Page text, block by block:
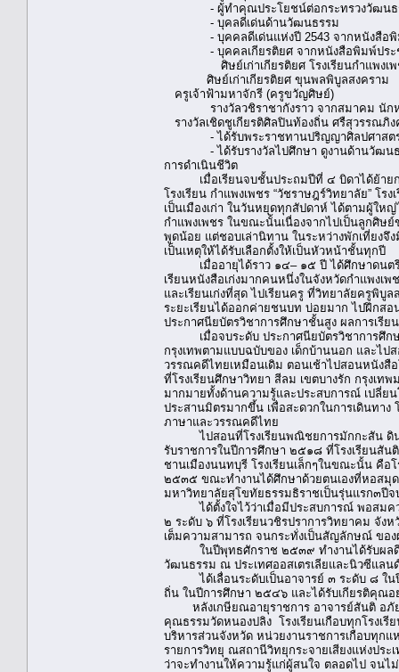
- ผู้ทำคุณประโยชน์ต่อกระทรวงวัฒนธ
- บุคลดีเด่นด้านวัฒนธรรม
- บุคคลดีเด่นแห่งปี 2543 จากหนังสือพิ
- บุคคลเกียรติยศ จากหนังสือพิมพ์ประ
ศิษย์เก่าเกียรติยศ โรงเรียนกำแพงเพ
ศิษย์เก่าเกียรติยศ ขุนพลพิบูลสงคราม
ครูเจ้าฟ้ามหาจักรี (ครูขวัญศิษย์)
รางวัลวชิราชากังราว จากสมาคม นักห
รางวัลเชิดชูเกียรติศิลปินท้องถิ่น ศรืสุวรรณภิ
- ได้รับพระราชทานปริญญาศิลปศาสตรม
- ได้รับรางวัลไปศึกษา ดูงานด้านวัฒนธร
การดำเนินชีวิต
เมื่อเรียนจบชั้นประถมปีที่ ๔ บิดาได้ย้ายกลั
โรงเรียน กำแพงเพชร “วัชราษฎร์วิทยาลัย” โ
เป็นเมืองเก่า ในวันหยุดทุกสัปดาห์ ได้ตามผู้ให
กำแพงเพชร ในขณะนั้นเนื่องจากไปเป็นลูกศิษ
พูดน้อย แต่ชอบเล่านิทาน ในระหว่างพักเที่ยง
เป็นเหตุให้ได้รับเลือกตั้งให้เป็นหัวหน้าชั้นทุกปี
เมื่ออายุได้ราว ๑๔– ๑๕ ปี ได้ศึกษาดนตรีส
เรียนหนังสือเก่งมากคนหนึ่งในจังหวัดกำแพงเ
และเรียนเก่งที่สุด ไปเรียนครู ที่วิทยาลัยครูพิบู
ระยะเรียนได้ออกค่ายชนบท บ่อยมาก ไปฝึกส
ประกาศนียบัตรวิชาการศึกษาชั้นสูง ผลการเรีย
เมื่อจบระดับ ประกาศนียบัตรวิชาการศึกษา
กรุงเทพตามแบบฉบับของ เด็กบ้านนอก และไป
วรรณคดีไทยเหมือนเดิม ตอนเช้าไปสอนหนังสือ
ที่โรงเรียนศึกษาวิทยา สีลม เขตบางรัก กรุงเ
มากมายทั้งด้านความรู้และประสบการณ์ เปลี่ย
ประสานมิตรมากขึ้น เพื่อสะดวกในการเดินทา
ภาษาและวรรณคดีไทย
ไปสอนที่โรงเรียนพณิชยการมักกะสัน ดินแด
รับราชการในปีการศึกษา ๒๕๑๘ ที่โรงเรียนสั
ชานเมืองนนทบุรี โรงเรียนเล็กๆในขณะนั้น คือ
๒๕๓๕ ขณะทำงานได้ศึกษาด้วยตนเองที่หอสมุ
มหาวิทยาลัยสุโขทัยธรรมธิราชเป็นรุ่นแรก๓
ได้ตั้งใจไว้ว่าเมื่อมีประสบการณ์ พอสมควร
๒ ระดับ ๖ ที่โรงเรียนวชิรปราการวิทยาคม จัง
เต็มความสามารถ จนกระทั่งเป็นสัญลักษณ์ ของ
ในปีพุทธศักราช ๒๕๓๙ ทำงานได้รับผลดีมา
วัฒนธรรม ณ ประเทศออสเตรเลียและนิวซีแลน
ได้เลื่อนระดับเป็นอาจารย์ ๓ ระดับ ๘ ในปี
ถิ่น ในปีการศึกษา ๒๕๔๖ และได้รับเกียรติคุณ
หลังเกษียณอายุราชการ อาจารย์สันติ อภัย
คุณธรรมวัดหนองปลิง โรงเรียนเกือบทุกโรงเ
บริหารส่วนจังหวัด หน่วยงานราชการเกือบทุก
รายการวิทยุ ณสถานีวิทยุกระจายเสียงแห่งปร
ว่าจะทำงานให้ความรู้แก่ผู้สนใจ ตลอดไป จนไ